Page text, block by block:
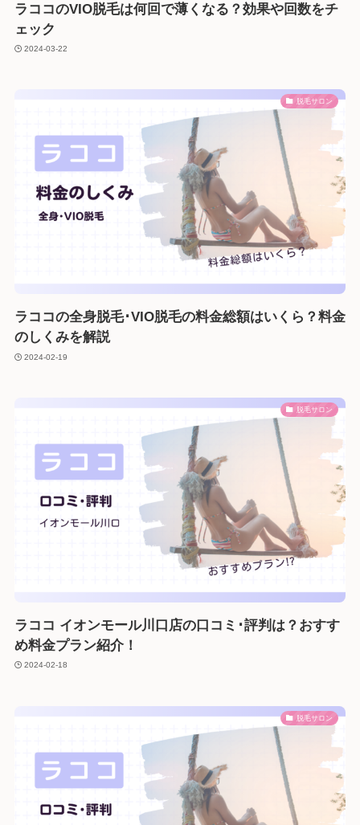
ラココのVIO脱毛は何回で薄くなる？効果や回数をチ
ェック
2024-03-22
脱毛サロン
ラココの全身脱毛･VIO脱毛の料金総額はいくら？料金
のしくみを解説
2024-02-19
脱毛サロン
ラココ イオンモール川口店の口コミ･評判は？おすす
め料金プラン紹介！
2024-02-18
脱毛サロン